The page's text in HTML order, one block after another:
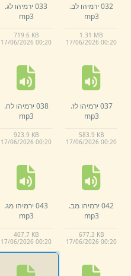
032 ירמיהו לב.
mp3
1.31 MB
17/06/2026 00:20
033 ירמיהו לג.
mp3
719.6 KB
17/06/2026 00:20
037 ירמיהו לז.
mp3
583.9 KB
17/06/2026 00:20
038 ירמיהו לח.
mp3
923.9 KB
17/06/2026 00:20
042 ירמיהו מב.
mp3
677.3 KB
17/06/2026 00:20
043 ירמיהו מג.
mp3
407.7 KB
17/06/2026 00:20